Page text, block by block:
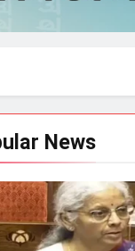
News